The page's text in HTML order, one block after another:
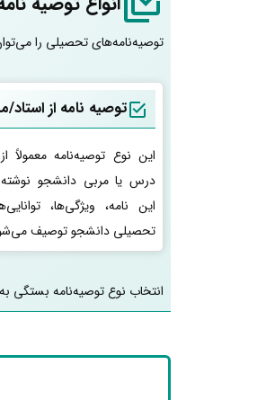
توصیه‌نامه‌های تحصیلی را
توصیه نامه از استاد/
این نوع توصیه‌نامه معمولاً
درس یا مربی دانشجو
این نامه، ویژگی‌ها،
تحصیلی دانشجو توصیف
انتخاب نوع توصیه‌نامه بستگی